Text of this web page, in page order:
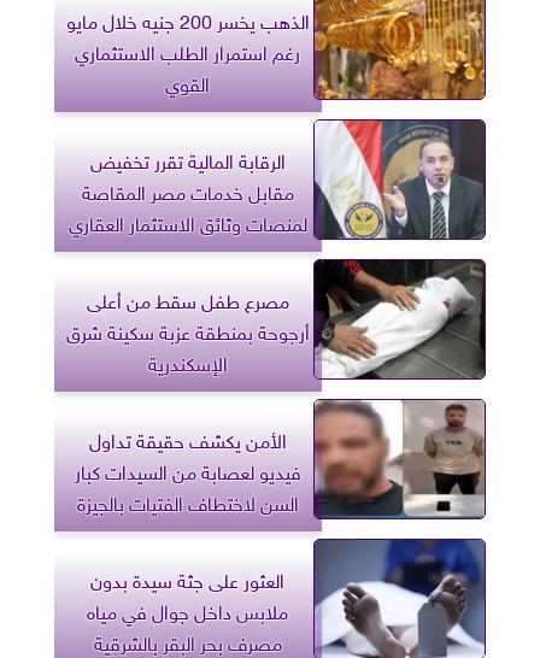
الذهب يخسر 200 جنيه خلال مايو
رغم استمرار الطلب الاستثماري
القوي
الرقابة المالية تقرر تخفيض
مقابل خدمات مصر المقاصة
لمنصات وثائق الاستثمار العقاري
مصرع طفل سقط من أعلى
أرجوحة بمنطقة عزبة سكينة شرق
الإسكندرية
الأمن يكشف حقيقة تداول
فيديو لعصابة من السيدات كبار
السن لاختطاف الفتيات بالجيزة
العثور على جثة سيدة بدون
ملابس داخل جوال في مياه
مصرف بحر البقر بالشرقية